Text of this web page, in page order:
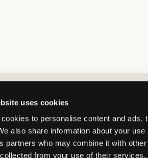
uses cookies
to personalise content and
also share information about your
partners who may combine it with
collected from your use of their services.